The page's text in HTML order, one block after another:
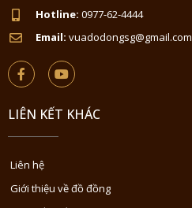
Hotline: 0977-62-4444
Email: vuadodongsg@gmail.com
LIÊN KẾT KHÁC
Liên hệ
Giới thiệu về đồ đồng